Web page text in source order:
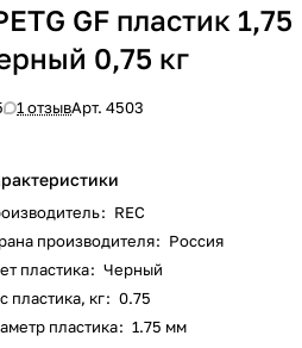
GF пластик 1,75
0,75 кг
1 отзывАрт.4503
: REC
производителя: Россия
пластика: Черный
пластика, кг: 0.75
пластика: 1.75 мм